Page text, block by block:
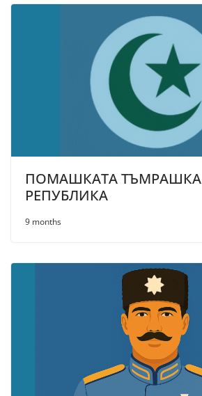
ПОМАШКАТА ТЪМРАШКА
РЕПУБЛИКА
9 months